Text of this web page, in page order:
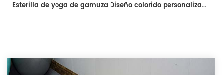
Esterilla de yoga de gamuza Diseño colorido personalizado